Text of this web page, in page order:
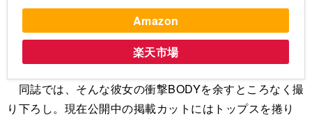
Amazon
楽天市場
同誌では、そんな彼女の衝撃BODYを余すところなく撮
り下ろし。現在公開中の掲載カットにはトップスを捲り